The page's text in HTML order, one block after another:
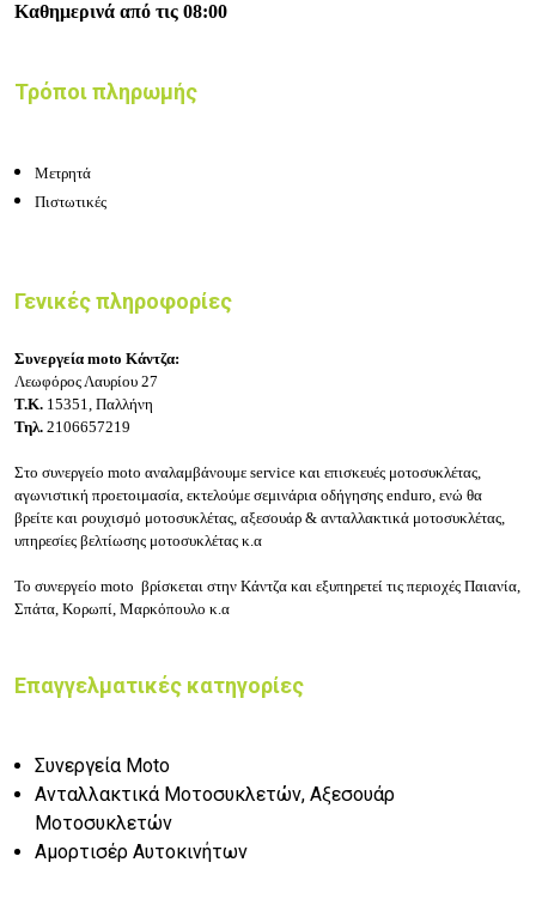
Καθημερινά από τις 08:00
Τρόποι πληρωμής
Μετρητά
Πιστωτικές
Γενικές πληροφορίες
Συνεργεία moto Κάντζα:
Λεωφόρος Λαυρίου 27
Τ.Κ. 15351, Παλλήνη
Τηλ. 2106657219
Στο συνεργείο moto αναλαμβάνουμε service και επισκευές μοτοσυκλέτας,
αγωνιστική προετοιμασία, εκτελούμε σεμινάρια οδήγησης enduro, ενώ θα
βρείτε και ρουχισμό μοτοσυκλέτας, αξεσουάρ & ανταλλακτικά μοτοσυκλέτας,
υπηρεσίες βελτίωσης μοτοσυκλέτας κ.α
Το συνεργείο moto βρίσκεται στην Κάντζα και εξυπηρετεί τις περιοχές Παιανία,
Σπάτα, Κορωπί, Μαρκόπουλο κ.α
Επαγγελματικές κατηγορίες
Συνεργεία Moto
Ανταλλακτικά Μοτοσυκλετών, Αξεσουάρ
Μοτοσυκλετών
Αμορτισέρ Αυτοκινήτων